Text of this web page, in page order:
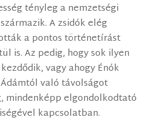
tényleg a nemzetségi
A zsidók elég
a pontos történetírást
is. Az pedig, hogy sok ilyen
vagy ahogy Énók
való távolságot
mindenképp elgondolkodtató
kapcsolatban.